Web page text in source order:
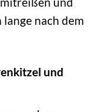
nach dem
und